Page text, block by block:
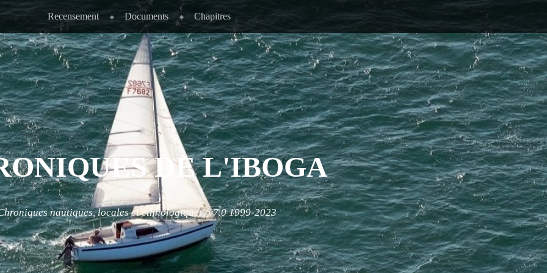
Recensement Documents Chapitres
DE L'IBOGA
nautiques, locales et ethnologiques. v7.0 1999-2023